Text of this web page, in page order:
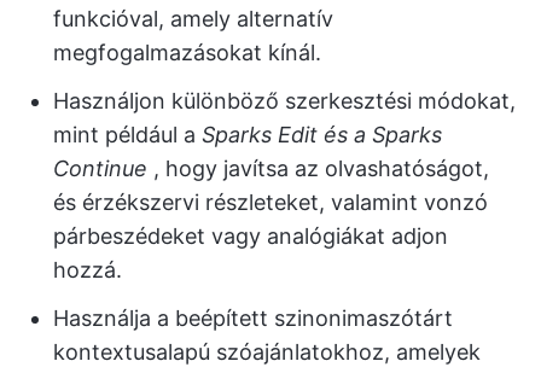
funkcióval, amely alternatív
megfogalmazásokat kínál.
Használjon különböző szerkesztési módokat,
mint például a Sparks Edit és a Sparks
Continue , hogy javítsa az olvashatóságot,
és érzékszervi részleteket, valamint vonzó
párbeszédeket vagy analógiákat adjon
hozzá.
Használja a beépített szinonimaszótárt
kontextusalapú szóajánlatokhoz, amelyek